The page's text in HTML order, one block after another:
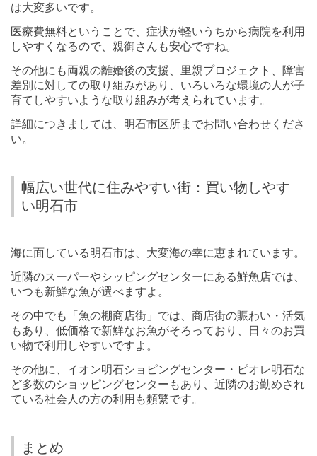
は大変多いです。
医療費無料ということで、症状が軽いうちから病院を利用
しやすくなるので、親御さんも安心ですね。
その他にも両親の離婚後の支援、里親プロジェクト、障害
差別に対しての取り組みがあり、いろいろな環境の人が子
育てしやすいような取り組みが考えられています。
詳細につきましては、明石市区所までお問い合わせくださ
い。
幅広い世代に住みやすい街：買い物しやす
い明石市
海に面している明石市は、大変海の幸に恵まれています。
近隣のスーパーやシッピングセンターにある鮮魚店では、
いつも新鮮な魚が選べますよ。
その中でも「魚の棚商店街」では、商店街の賑わい・活気
もあり、低価格で新鮮なお魚がそろっており、日々のお買
い物で利用しやすいですよ。
その他に、イオン明石ショピングセンター・ピオレ明石な
ど多数のショッピングセンターもあり、近隣のお勤めされ
ている社会人の方の利用も頻繁です。
まとめ